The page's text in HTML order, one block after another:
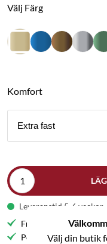
Välj din butik
Välj Färg
Komfort
Extra fast
Leveranstid 5-6 veckor
Fri frakt till butik
Personlig service